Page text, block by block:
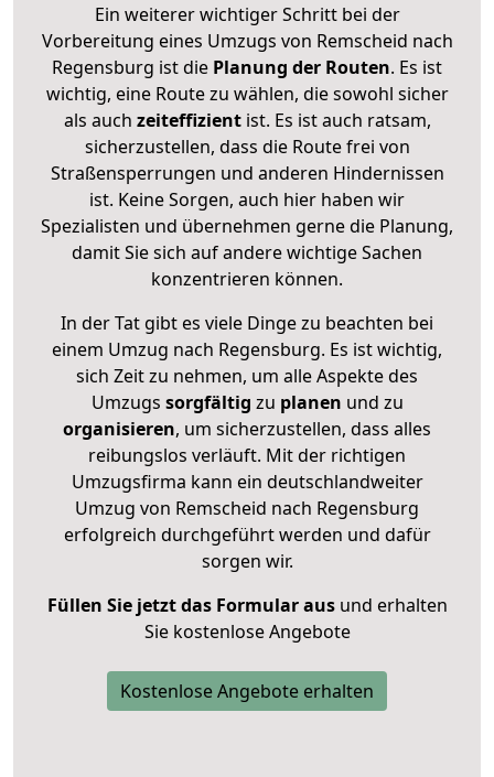
Ein weiterer wichtiger Schritt bei der
Vorbereitung eines Umzugs von Remscheid nach
Regensburg ist die Planung der Routen. Es ist
wichtig, eine Route zu wählen, die sowohl sicher
als auch zeiteffizientist. Es ist auch ratsam,
sicherzustellen, dass die Route frei von
Straßensperrungen und anderen Hindernissen
ist. Keine Sorgen, auch hier haben wir
Spezialisten und übernehmen gerne die Planung,
damit Sie sich auf andere wichtige Sachen
konzentrieren können.
In der Tat gibt es viele Dinge zu beachten bei
einem Umzug nach Regensburg. Es ist wichtig,
sich Zeit zu nehmen, um alle Aspekte des
Umzugs sorgfältig zu planen und zu
organisieren, um sicherzustellen, dass alles
reibungslos verläuft. Mit der richtigen
Umzugsfirma kann ein deutschlandweiter
Umzug von Remscheid nach Regensburg
erfolgreich durchgeführt werden und dafür
sorgen wir.
Füllen Sie jetzt das Formular ausund erhalten
Sie kostenlose Angebote
Kostenlose Angebote erhalten